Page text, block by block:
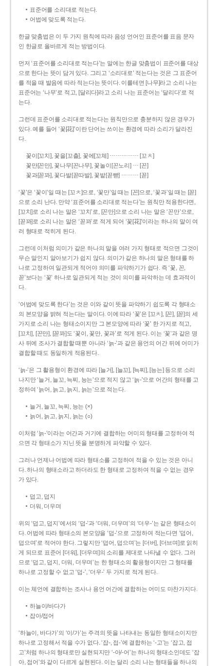
표준어를 소리대로 적는다.
어법에 맞도록 적는다.
한글 맞춤법은 이 두 가지 원칙에 따라 음성 언어인 표준어를 표음 문자
인 한글로 올바르게 적는 방법이다.
먼저 ‘표준어를 소리대로 적는다’는 말에는 한글 맞춤법이 표준어를 대상
으로 한다는 뜻이 담겨 있다. 그리고 ‘소리대로’ 적는다는 것은 그 표준어
를 적을 때 발음에 따라 적는다는 뜻이다. 이를테면 [나무]라고 소리 나는
표준어는 ‘나무’로 적고, [달리다]라고 소리 나는 표준어는 ‘달리다’로 적
는다.
그런데 표준어를 소리대로 적는다는 원칙만으로 충분하지 않은 경우가
있다. 예를 들어 ‘꽃[花]’이란 단어는 쓰이는 환경에 따라 소리가 달라진
다.
꽃이[꼬치], 꽃을[꼬츨], 꽃에[꼬체] …………… [꼬ㅊ]
꽃만[꼰만], 꽃나무[꼰나무], 꽃놀이[꼰노리] … [꼰]
꽃과[꼳꽈], 꽃다발[꼳따발], 꽃밭[꼳빧] ……… [꼳]
‘꽃’은 ‘꽃이’일 때는 [꼬ㅊ]으로, ‘꽃만’일 때는 [꼰]으로, ‘꽃과’일 때는 [꼳]
으로 소리 난다. 만약 ‘표준어를 소리대로 적는다’는 원칙만 적용한다면,
[꼬치]로 소리 나는 말은 ‘꼬치’로, [꼰만]으로 소리 나는 말은 ‘꼰만’으로,
[꼳꽈]로 소리 나는 말은 ‘꼳꽈’로 적게 되어 ‘꽃[花]’이라는 하나의 말이 여
러 형태로 적히게 된다.
그런데 이처럼 의미가 같은 하나의 말을 여러 가지 형태로 적으면 그것이
무슨 말인지 알아보기가 쉽지 않다. 의미가 같은 하나의 말은 형태를 하
나로 고정하여 일관되게 적어야 의미를 파악하기가 쉽다. 즉 ‘꽃, 꼰,
꼳’보다는 ‘꽃’ 하나로 일관되게 적는 것이 의미를 파악하는 데 효과적이
다.
‘어법에 맞도록 한다’는 것은 이와 같이 뜻을 파악하기 쉽도록 각 형태소
의 본모양을 밝혀 적는다는 말이다. 이에 따라 ‘꽃’은 [꼬ㅊ], [꼰], [꼳]의 세
가지로 소리 나는 형태소이지만 그 본모양에 따라 ‘꽃’ 한 가지로 적고,
[꼬치], [꼰만], [꼳꽈]도 ‘꽃이, 꽃만, 꽃과’로 적게 된다. 이는 ‘꽃’과 같은 명
사 뒤에 조사가 결합할 때뿐 아니라 ‘늙-’과 같은 용언의 어간 뒤에 어미가
결합할 때도 동일하게 적용된다.
‘늙-’은 그 활용형이 환경에 따라 [늘거], [늘꼬], [늑찌], [능는] 등으로 소리
나지만 ‘늘거, 늘꼬, 늑찌, 능는’으로 적지 않고 ‘늙-’으로 어간의 형태를 고
정하여 ‘늙어, 늙고, 늙지, 늙는’으로 적는다.
늘거, 늘꼬, 늑찌, 능는 (×)
늙어, 늙고, 늙지, 늙는 (○)
이처럼 ‘늙-­’이라는 어간과 거기에 결합하는 어미의 형태를 고정하여 적
으면 각 형태소가 지닌 뜻을 분명하게 파악할 수 있다.
그러나 언제나 어법에 따라 형태소를 고정하여 적을 수 있는 것은 아니
다. 하나의 형태소라고 하더라도 한 형태로 고정하여 적을 수 없는 경우
가 있다.
덥고, 덥지
더워, 더우며
위의 ‘덥고, 덥지’에서의 ‘덥-­’과 ‘더워, 더우며’의 ‘더우-­’는 같은 형태소이
다. 어법에 따라 형태소의 본모양을 ‘덥-­’으로 고정하여 적는다면 ‘덥어,
덥으며’로 적어야 한다. 그렇지만 ‘덥어, 덥으며’는 [더버], [더브며]로 읽히
게 되므로 표준어 [더워], [더우며]의 소리를 제대로 나타낼 수 없다. 그러
므로 ‘덥고, 덥지, 더워, 더우며’는 한 형태소의 활용형이지만 그 형태를
하나로 고정할 수 없고 ‘덥-’, ‘더우-’ 두 가지로 적게 된다.
이는 체언에 결합하는 조사나 용언 어간에 결합하는 어미도 마찬가지다.
하늘이/바다가
잡아/접어
‘하늘이, 바다가’의 ‘이/가’는 주격의 뜻을 나타내는 동일한 형태소이지만
하나로 고정해서 적을 수가 없다. ‘잡-, 접-’에 결합하는 ‘-고’는 ‘잡고, 접
고’처럼 하나의 형태로만 실현되지만 ‘-아/-어’는 하나의 형태소인데도 ‘잡
아, 접어’와 같이 다르게 실현된다. 이는 달리 소리 나는 형태들을 하나의